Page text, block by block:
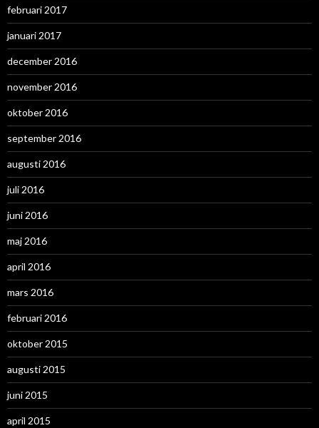
februari 2017
januari 2017
december 2016
november 2016
oktober 2016
september 2016
augusti 2016
juli 2016
juni 2016
maj 2016
april 2016
mars 2016
februari 2016
oktober 2015
augusti 2015
juni 2015
april 2015